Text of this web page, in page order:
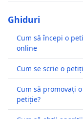
Ghiduri
Cum să începi o
online
Cum se scrie o
Cum să promovați o
petiție?